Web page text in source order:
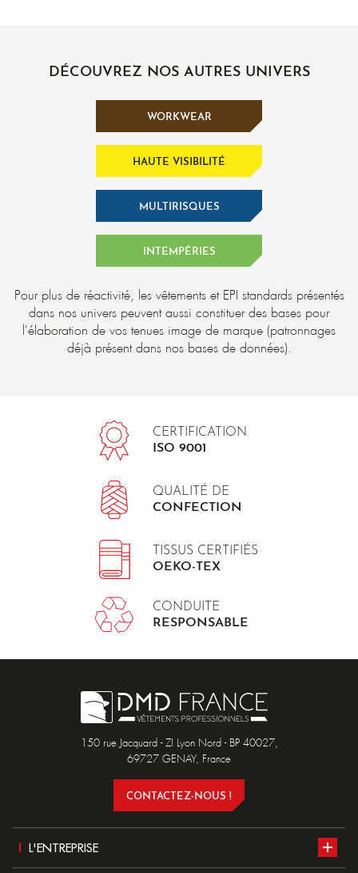
DÉCOUVREZ NOS AUTRES UNIVERS
WORKWEAR
HAUTE VISIBILITÉ
MULTIRISQUES
INTEMPÉRIES
Pour plus de réactivité, les vêtements et EPI standards présentés
dans nos univers peuvent aussi constituer des bases pour
l'élaboration de vos tenues image de marque (patronnages
déjà présent dans nos bases de données).
CERTIFICATION
ISO 9001
QUALITÉ DE
CONFECTION
TISSUS CERTIFIÉS
OEKO-TEX
CONDUITE
RESPONSABLE
150 rue Jacquard - ZI Lyon Nord - BP 40027,
69727 GENAY, France
CONTACTEZ-NOUS !
L'ENTREPRISE